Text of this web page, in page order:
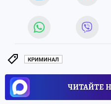
КРИМИНАЛ
ЧИТАЙТЕ